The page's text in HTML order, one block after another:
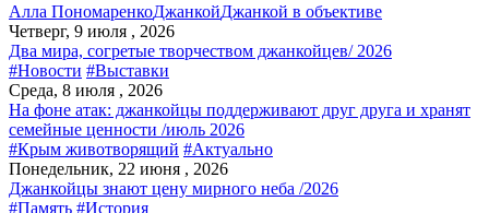
Алла ПономаренкоДжанкойДжанкой в объективе
Четверг, 9 июля , 2026
Два мира, согретые творчеством джанкойцев/ 2026
#Новости #Выставки
Среда, 8 июля , 2026
На фоне атак: джанкойцы поддерживают друг друга и хранят
семейные ценности /июль 2026
#Крым животворящий #Актуально
Понедельник, 22 июня , 2026
Джанкойцы знают цену мирного неба /2026
#Память #История